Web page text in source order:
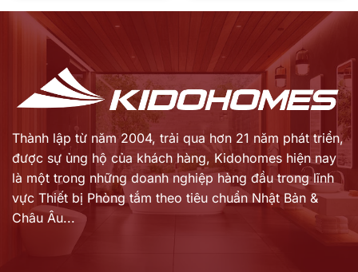
1.140.000 ₫.
969.000 ₫.
Thành lập từ năm 2004, trải qua hơn 21 năm phát triển,
được sự ủng hộ của khách hàng, Kidohomes hiện nay
là một trong những doanh nghiệp hàng đầu trong lĩnh
vực Thiết bị Phòng tắm theo tiêu chuẩn Nhật Bản &
Châu Âu...